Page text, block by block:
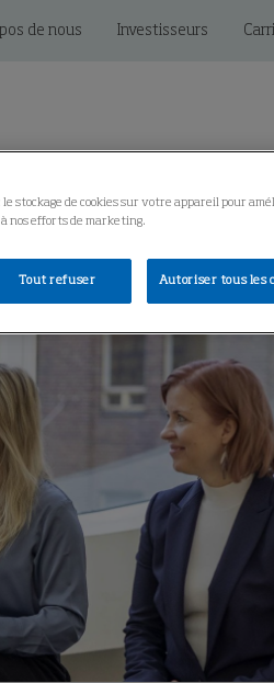
de nous Investisseurs
stockage de cookies sur votre appareil pour
nos efforts de marketing.
Tout refuser Autoriser tous les